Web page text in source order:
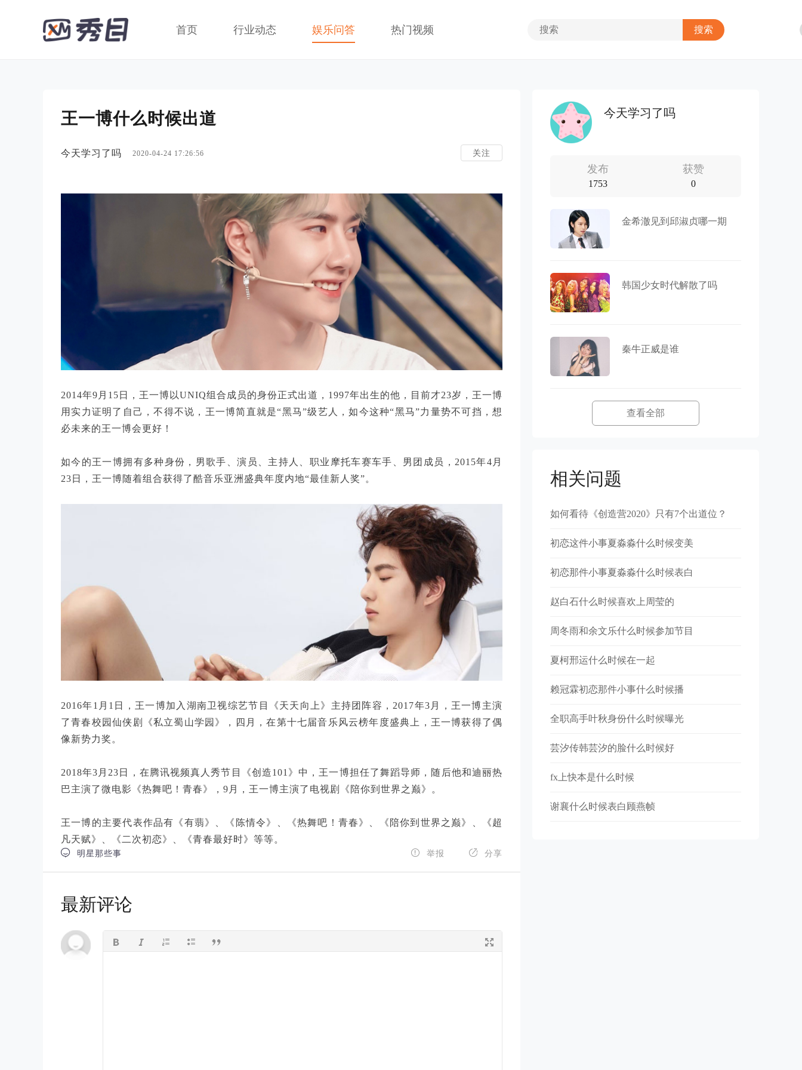
首页 行业动态 娱乐问答 热门视频
王一博什么时候出道
今天学习了吗 2020-04-24 17:26:56 关注
2014年9月15日，王一博以UNIQ组合成员的身份正式出道，1997年出生的他，目前才23岁，王一博
用实力证明了自己，不得不说，王一博简直就是“黑马”级艺人，如今这种“黑马”力量势不可挡，想
必未来的王一博会更好！
如今的王一博拥有多种身份，男歌手、演员、主持人、职业摩托车赛车手、男团成员，2015年4月
23日，王一博随着组合获得了酷音乐亚洲盛典年度内地“最佳新人奖”。
2016年1月1日，王一博加入湖南卫视综艺节目《天天向上》主持团阵容，2017年3月，王一博主演
了青春校园仙侠剧《私立蜀山学园》，四月，在第十七届音乐风云榜年度盛典上，王一博获得了偶
像新势力奖。
2018年3月23日，在腾讯视频真人秀节目《创造101》中，王一博担任了舞蹈导师，随后他和迪丽热
巴主演了微电影《热舞吧！青春》，9月，王一博主演了电视剧《陪你到世界之巅》。
王一博的主要代表作品有《有翡》、《陈情令》、《热舞吧！青春》、《陪你到世界之巅》、《超
凡天赋》、《二次初恋》、《青春最好时》等等。
 明星那些事  分享
 举报
最新评论
今天学习了吗
发布
1753
获赞
0
金希澈见到邱淑贞哪一期
韩国少女时代解散了吗
秦牛正威是谁
查看全部
相关问题
如何看待《创造营2020》只有7个出道位？
初恋这件小事夏淼淼什么时候变美
初恋那件小事夏淼淼什么时候表白
赵白石什么时候喜欢上周莹的
周冬雨和余文乐什么时候参加节目
夏柯邢运什么时候在一起
赖冠霖初恋那件小事什么时候播
全职高手叶秋身份什么时候曝光
芸汐传韩芸汐的脸什么时候好
fx上快本是什么时候
谢襄什么时候表白顾燕帧